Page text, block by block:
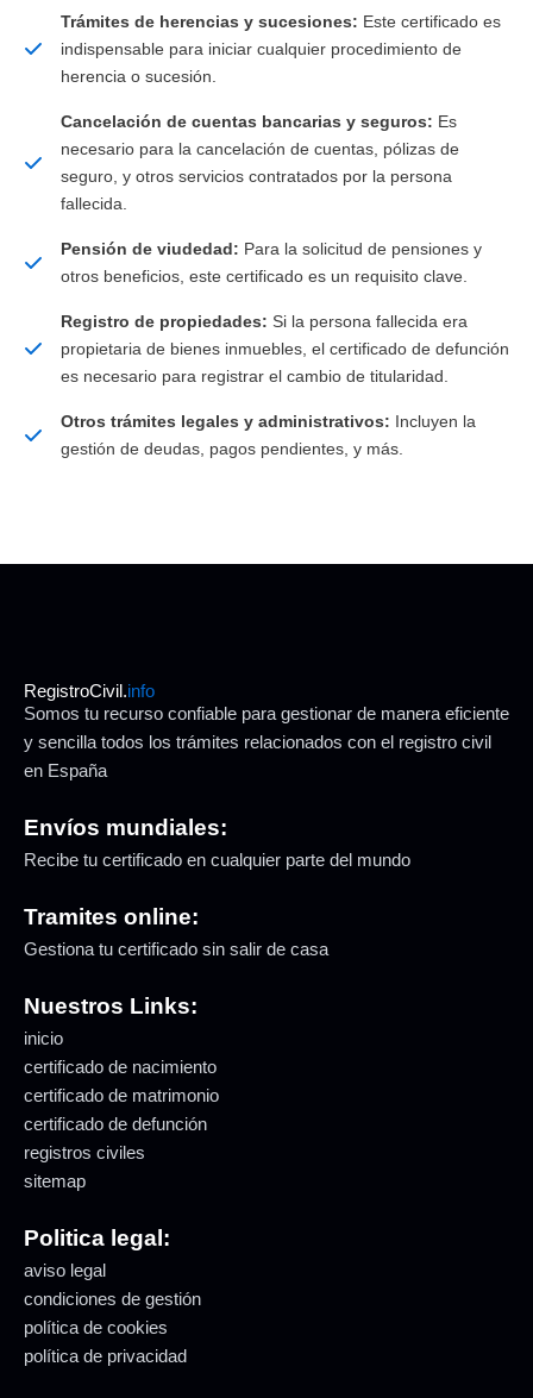
Trámites de herencias y sucesiones: Este certificado es
indispensable para iniciar cualquier procedimiento de
herencia o sucesión.
Cancelación de cuentas bancarias y seguros: Es
necesario para la cancelación de cuentas, pólizas de
seguro, y otros servicios contratados por la persona
fallecida.
Pensión de viudedad: Para la solicitud de pensiones y
otros beneficios, este certificado es un requisito clave.
Registro de propiedades: Si la persona fallecida era
propietaria de bienes inmuebles, el certificado de defunción
es necesario para registrar el cambio de titularidad.
Otros trámites legales y administrativos: Incluyen la
gestión de deudas, pagos pendientes, y más.
RegistroCivil.info
Somos tu recurso confiable para gestionar de manera eficiente
y sencilla todos los trámites relacionados con el registro civil
en España
Envíos mundiales:
Recibe tu certificado en cualquier parte del mundo
Tramites online:
Gestiona tu certificado sin salir de casa
Nuestros Links:
inicio
certificado de nacimiento
certificado de matrimonio
certificado de defunción
registros civiles
sitemap
Politica legal:
aviso legal
condiciones de gestión
política de cookies
política de privacidad